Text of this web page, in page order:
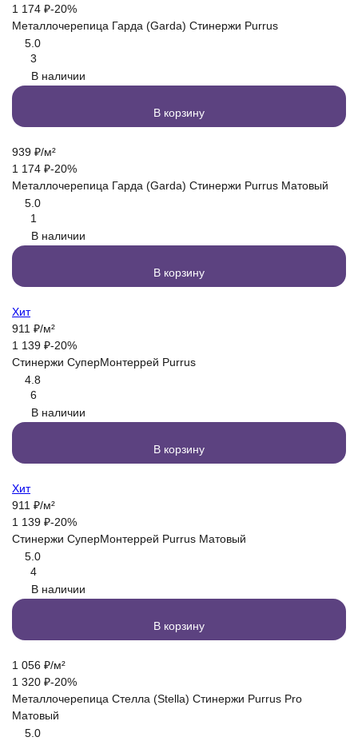
1 174 ₽-20%
Металлочерепица Гарда (Garda) Стинержи Purrus
5.0
3
В наличии
В корзину
939 ₽/м²
1 174 ₽-20%
Металлочерепица Гарда (Garda) Стинержи Purrus Матовый
5.0
1
В наличии
В корзину
Хит
911 ₽/м²
1 139 ₽-20%
Стинержи СуперМонтеррей Purrus
4.8
6
В наличии
В корзину
Хит
911 ₽/м²
1 139 ₽-20%
Стинержи СуперМонтеррей Purrus Матовый
5.0
4
В наличии
В корзину
1 056 ₽/м²
1 320 ₽-20%
Металлочерепица Стелла (Stella) Стинержи Purrus Pro
Матовый
5.0